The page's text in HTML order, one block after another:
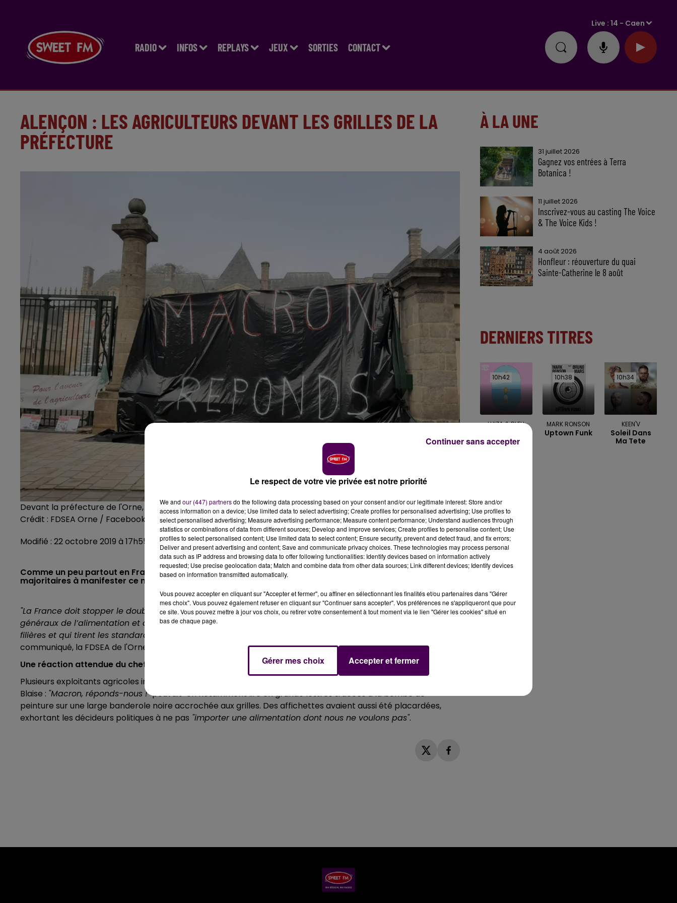
RADIO INFOS REPLAYS JEUX SORTIES CONTACT
Live :14 - Caen
ALENÇON : LES AGRICULTEURS DEVANT LES GRILLES DE LA
PRÉFECTURE
Devant la préfecture de l'Orne, ce mardi 22 octobre à Alençon
Crédit : FDSEA Orne / Facebook
Modifié : 22 octobre 2019 à 17h55 par Emilien Borderie
Comme un peu partout en France, les agriculteurs de l'Orne étaient appelés par leurs syndicats
majoritaires à manifester ce mardi 22 octobre à Alençon.
"La France doit stopper le double-discours entre d’un côté, la montée en gamme prônée lors des états
généraux de l’alimentation et de l’autre, la ratification d’accords de libre-échange destructeurs pour nos
filières et qui tirent les standards de production vers le bas comme le CETA et le MERCOSUR"
communiqué, la FDSEA de l'Orne, qui organisait ce mardi 22 octobre une action à Alençon.
Une réaction attendue du chef de l'Etat
Plusieurs exploitants agricoles installés dans le département ont manifesté devant la préfecture, rue Saint-
Blaise : "Macron, réponds-nous !"pouvait-on notamment lire en grande lettres tracées à la bombe de
peinture sur une large banderole noire accrochée aux grilles. Des affichettes avaient aussi été placardées,
exhortant les décideurs politiques à ne pas "importer une alimentation dont nous ne voulons pas".
À LA UNE
31 juillet 2026
Gagnez vos entrées à Terra
Botanica !
11 juillet 2026
Inscrivez-vous au casting The Voice
& The Voice Kids !
4 août 2026
Honfleur : réouverture du quai
Sainte-Catherine le 8 août
DERNIERS TITRES
10h42
10h42
LUIZA & BLEU
Soleil Bleu
10h38
10h38
MARK RONSON
Uptown Funk
10h34
10h34
KEEN'V
Soleil Dans
Ma Tete
Le respect de votre vie privée est notre priorité
We and our (447) partnersdo the following data processing based on your consent and/or our legitimate interest: Store and/or
access information on a device; Use limited data to select advertising; Create profiles for personalised advertising; Use profiles to
select personalised advertising; Measure advertising performance; Measure content performance; Understand audiences through
statistics or combinations of data from different sources; Develop and improve services; Create profiles to personalise content; Use
profiles to select personalised content; Use limited data to select content; Ensure security, prevent and detect fraud, and fix errors;
Deliver and present advertising and content; Save and communicate privacy choices. These technologies may process personal
data such as IP address and browsing data to offer following functionalities: Identify devices based on information actively
requested; Use precise geolocation data; Match and combine data from other data sources; Link different devices; Identify devices
based on information transmitted automatically.
Vous pouvez accepter en cliquant sur "Accepter et fermer", ou affiner en sélectionnant les finalités et/ou partenaires dans "Gérer
mes choix". Vous pouvez également refuser en cliquant sur "Continuer sans accepter". Vos préférences ne s'appliqueront que pour
ce site. Vous pouvez mettre à jour vos choix, ou retirer votre consentement à tout moment via le lien "Gérer les cookies" situé en
bas de chaque page.
Gérer mes choix Accepter et fermer
Continuer sans accepter